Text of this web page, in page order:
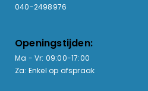
040-2498976
Openingstijden:
Ma - Vr: 09:00-17:00
Za: Enkel op afspraak